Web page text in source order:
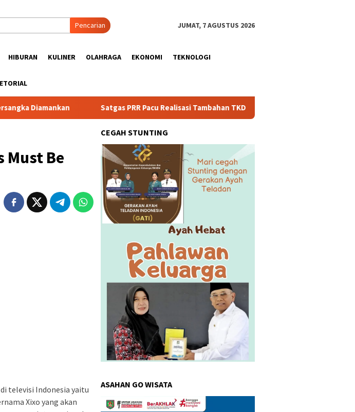
Pencarian JUMAT, 7 AGUSTUS 2026
HIBURAN KULINER OLAHRAGA EKONOMI TEKNOLOGI
Satgas PRR Pacu Realisasi Tambahan TKD Aceh Rp1,65 Triliun, Pastikan Transparan
Must Be
televisi Indonesia yaitu
Xixo yang akan
CEGAH STUNTING
ASAHAN GO WISATA
Pemutar